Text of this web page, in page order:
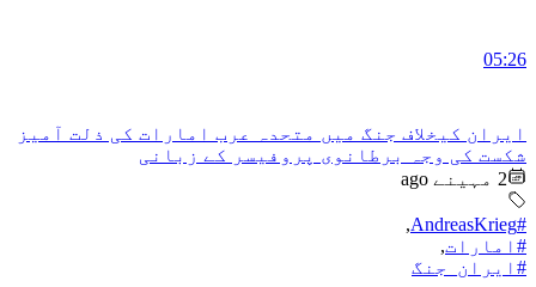
05:26
ایران کیخلاف جنگ میں متحدہ عرب امارات کی ذلت آمیز
شکست کی وجہ برطانوی پروفیسر کے زبانی
2 مہینے ago
#AndreasKrieg
,
#امارات,
#ایران_جنگ